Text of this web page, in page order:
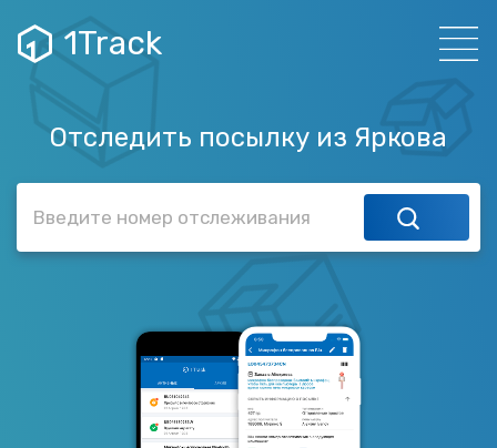
1Track
Отследить посылку из Яркова